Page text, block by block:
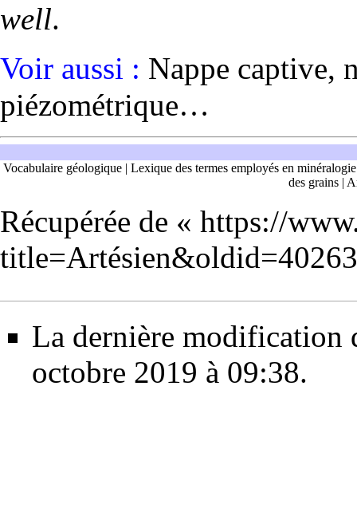
well.
Voir aussi : Nappe captive,
piézométrique…
Vocabulaire géologique| Lexique des termes employés en minéralogie
des grains |
Récupérée de « https://
title=Artésien&oldid=40263
La dernière modification
octobre 2019 à 09:38.